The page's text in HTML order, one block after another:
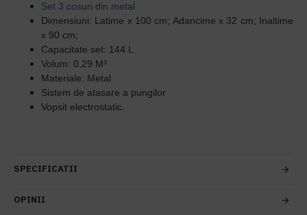
Set 3 cosuri din metal
Dimensiuni: Latime x 100 cm; Adancime x 32 cm; Inaltime
x 90 cm;
Capacitate set: 144 L
Volum: 0,29 M³
Materiale: Metal
Sistem de atasare a pungilor
Vopsit electrostatic.
SPECIFICATII
OPINII